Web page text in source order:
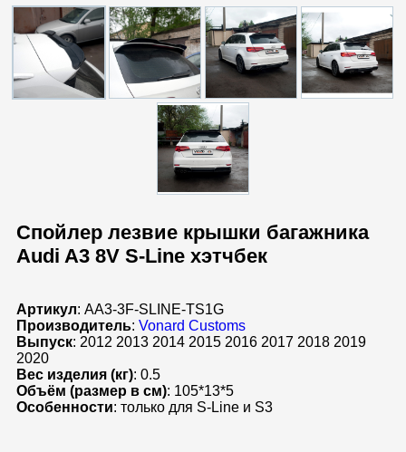
Спойлер лезвие крышки багажника
Audi A3 8V S-Line хэтчбек
Артикул: AA3-3F-SLINE-TS1G
Производитель: Vonard Customs
Выпуск: 2012 2013 2014 2015 2016 2017 2018 2019
2020
Вес изделия (кг): 0.5
Объём (размер в см): 105*13*5
Особенности: только для S-Line и S3